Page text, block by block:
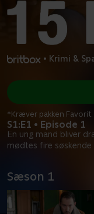
• Krimi &
S1:E1 • Episode 1
En ung mand bliver
mødtes fire
*Kræver pakken Favorit.
Sæson 1